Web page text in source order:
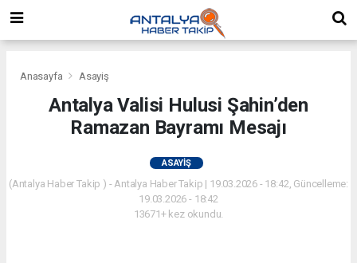
Anasayfa Asayiş
Antalya Valisi Hulusi Şahin’den
Ramazan Bayramı Mesajı
ASAYIŞ
(Antalya Haber Takip ) - Antalya Haber Takip | 19.03.2026 - 18:42, Güncelleme:
19.03.2026 - 18:42
13671+ kez okundu.